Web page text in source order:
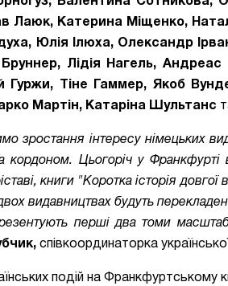
Лаюк, Катерина Міщенко,
Юлія Ілюха, Олександр
Бруннер, Лідія Нагель,
Гуржи, Тіне Гаммер, Якоб
Мартін, Катаріна Шультанс
зростання інтересу німецьких
за кордоном. Цьогоріч у
книги "Коротка історія
видавництвах будуть
перші два томи
співкоординаторка
подій на Франкфуртському